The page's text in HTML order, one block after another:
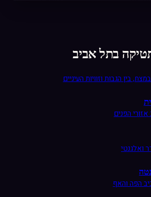
בתל אביב
בין הגבות וזוויות העיניים
אזורי הפנים
ואלגנטי
הפה והאף